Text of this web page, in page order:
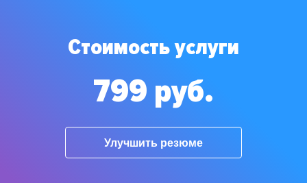
Стоимость услуги
799 руб.
Улучшить резюме